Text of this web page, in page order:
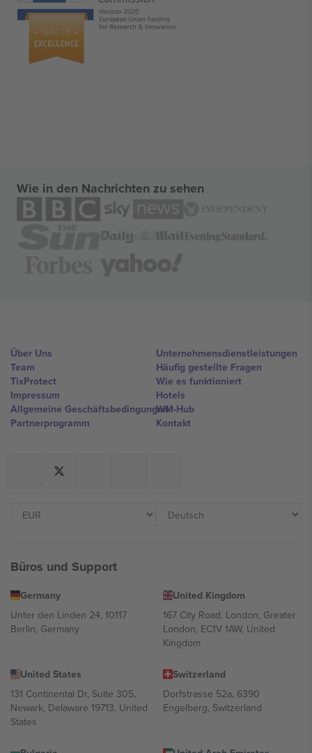
Wie in den Nachrichten zu sehen
Über Uns
Team
TixProtect
Impressum
Allgemeine Geschäftsbedingungen
Partnerprogramm
Unternehmensdienstleistungen
Häufig gestellte Fragen
Wie es funktioniert
Hotels
WM-Hub
Kontakt
Büros und Support
Germany
Unter den Linden 24, 10117
Berlin, Germany
United Kingdom
167 City Road, London, Greater
London, EC1V 1AW, United
Kingdom
United States
131 Continental Dr, Suite 305,
Newark, Delaware 19713, United
States
Switzerland
Dorfstrasse 52a, 6390
Engelberg, Switzerland